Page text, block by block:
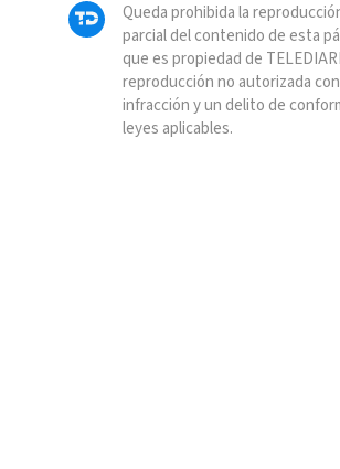
Queda prohibida la
parcial del contenido de esta
que es propiedad de
reproducción no autorizada
infracción y un delito de
leyes aplicables.